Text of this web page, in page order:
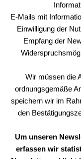
E-Mails mit
Einwilligung der
Empfang der
Wir müssen die
ordnungsgemäße
speichern wir im
den
Um unseren
erfassen wir